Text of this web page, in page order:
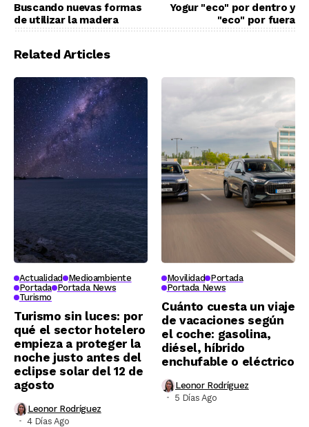
Buscando nuevas formas
de utilizar la madera
Yogur "eco" por dentro y
"eco" por fuera
Related Articles
Actualidad Medioambiente
Portada Portada News
Turismo
Turismo sin luces: por
qué el sector hotelero
empieza a proteger la
noche justo antes del
eclipse solar del 12 de
agosto
Leonor Rodríguez
4 Días Ago
Movilidad Portada
Portada News
Cuánto cuesta un viaje
de vacaciones según
el coche: gasolina,
diésel, híbrido
enchufable o eléctrico
Leonor Rodríguez
5 Días Ago